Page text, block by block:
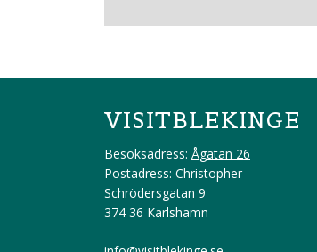
VISITBLEKINGE
Besöksadress: Ågatan 26
Postadress: Christopher
Schrödersgatan 9
374 36 Karlshamn